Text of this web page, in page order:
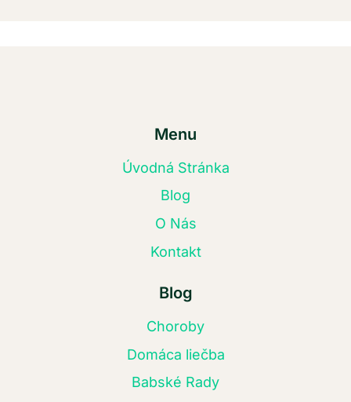
Menu
Úvodná Stránka
Blog
O Nás
Kontakt
Blog
Choroby
Domáca liečba
Babské Rady